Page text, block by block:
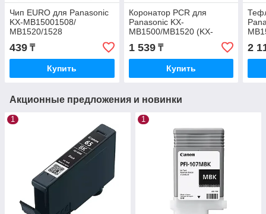
Чип EURO для Panasonic
KX-MB15001508/
MB1520/1528
(FAT410/400) 2 5K
439 ₸
Купить
Коронатор PCR для
Panasonic KX-
MB1500/MB1520 (KX-
FAT400)
1 539₸
Купить
2
Акционные предложения и новинки
1 1